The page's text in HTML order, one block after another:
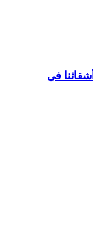
فى